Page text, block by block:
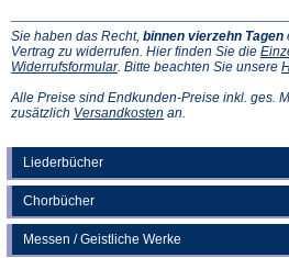
Liederbücher
Chorbücher
Messen / Geistliche Werke
Sie haben das Recht, binnen vierzehn Tagen
Vertrag zu widerrufen. Hier finden Sie die
Widerrufsformular(Öffnet
einem
neuen
. Bitte beachten Sie unsere
Alle Preise sind Endkunden-Preise inkl. ges.
zusätzlich Versandkosten (Öffnet
an.